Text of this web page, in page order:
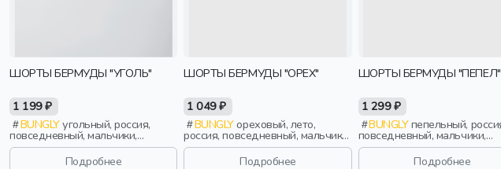
ШОРТЫ БЕРМУДЫ "УГОЛЬ"
1 199 ₽
BUNGLYугольный, россия,
повседневный, мальчики,
малыши, дошкольники, дети
Подробнее
ШОРТЫ БЕРМУДЫ "ОРЕХ"
1 049 ₽
BUNGLYореховый, лето,
россия, повседневный, мальчики,
малыши, дошкольники, дети
Подробнее
ШОРТЫ БЕРМУДЫ "ПЕПЕЛ"
1 299 ₽
BUNGLYпепельный, россия,
повседневный, мальчики,
малыши, дошкольники, дети
Подробнее